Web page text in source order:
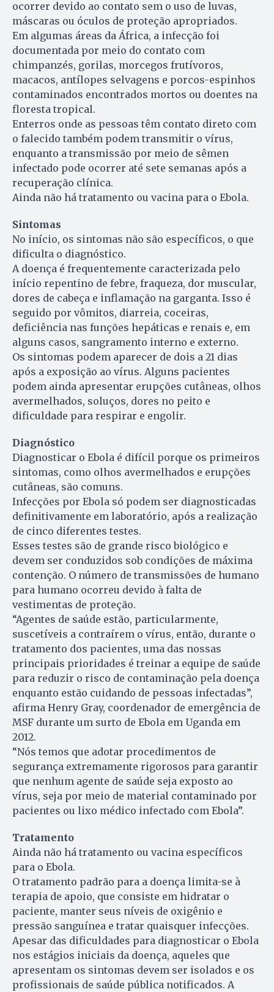
ocorrer devido ao contato sem o uso de luvas,
máscaras ou óculos de proteção apropriados.
Em algumas áreas da África, a infecção foi
documentada por meio do contato com
chimpanzés, gorilas, morcegos frutívoros,
macacos, antílopes selvagens e porcos-espinhos
contaminados encontrados mortos ou doentes na
floresta tropical.
Enterros onde as pessoas têm contato direto com
o falecido também podem transmitir o vírus,
enquanto a transmissão por meio de sêmen
infectado pode ocorrer até sete semanas após a
recuperação clínica.
Ainda não há tratamento ou vacina para o Ebola.
Sintomas
No início, os sintomas não são específicos, o que
dificulta o diagnóstico.
A doença é frequentemente caracterizada pelo
início repentino de febre, fraqueza, dor muscular,
dores de cabeça e inflamação na garganta. Isso é
seguido por vômitos, diarreia, coceiras,
deficiência nas funções hepáticas e renais e, em
alguns casos, sangramento interno e externo.
Os sintomas podem aparecer de dois a 21 dias
após a exposição ao vírus. Alguns pacientes
podem ainda apresentar erupções cutâneas, olhos
avermelhados, soluços, dores no peito e
dificuldade para respirar e engolir.
Diagnóstico
Diagnosticar o Ebola é difícil porque os primeiros
sintomas, como olhos avermelhados e erupções
cutâneas, são comuns.
Infecções por Ebola só podem ser diagnosticadas
definitivamente em laboratório, após a realização
de cinco diferentes testes.
Esses testes são de grande risco biológico e
devem ser conduzidos sob condições de máxima
contenção. O número de transmissões de humano
para humano ocorreu devido à falta de
vestimentas de proteção.
“Agentes de saúde estão, particularmente,
suscetíveis a contraírem o vírus, então, durante o
tratamento dos pacientes, uma das nossas
principais prioridades é treinar a equipe de saúde
para reduzir o risco de contaminação pela doença
enquanto estão cuidando de pessoas infectadas”,
afirma Henry Gray, coordenador de emergência de
MSF durante um surto de Ebola em Uganda em
2012.
“Nós temos que adotar procedimentos de
segurança extremamente rigorosos para garantir
que nenhum agente de saúde seja exposto ao
vírus, seja por meio de material contaminado por
pacientes ou lixo médico infectado com Ebola”.
Tratamento
Ainda não há tratamento ou vacina específicos
para o Ebola.
O tratamento padrão para a doença limita-se à
terapia de apoio, que consiste em hidratar o
paciente, manter seus níveis de oxigênio e
pressão sanguínea e tratar quaisquer infecções.
Apesar das dificuldades para diagnosticar o Ebola
nos estágios iniciais da doença, aqueles que
apresentam os sintomas devem ser isolados e os
profissionais de saúde pública notificados. A